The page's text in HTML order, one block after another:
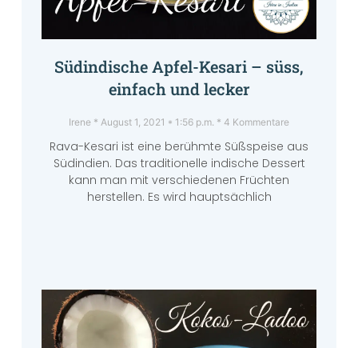
Südindische Apfel-Kesari – süss,
einfach und lecker
Irene August 1, 2021 1:56 p.m. 4 Kommentare
Rava-Kesari ist eine berühmte Süßspeise aus
Südindien. Das traditionelle indische Dessert
kann man mit verschiedenen Früchten
herstellen. Es wird hauptsächlich